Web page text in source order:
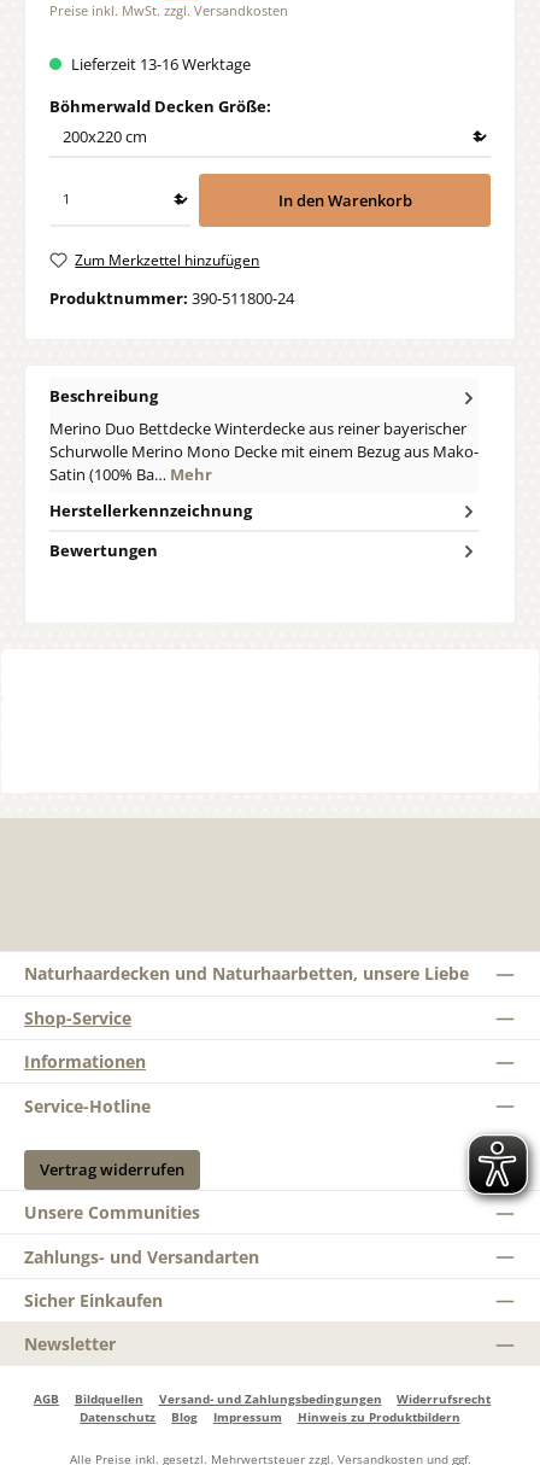
Preise inkl. MwSt. zzgl. Versandkosten
Lieferzeit 13-16 Werktage
Böhmerwald Decken Größe:
In den Warenkorb
Zum Merkzettel hinzufügen
Produktnummer: 390-511800-24
Beschreibung
Merino Duo Bettdecke Winterdecke aus reiner bayerischer
Schurwolle Merino Mono Decke mit einem Bezug aus Mako-
Satin (100% Ba… Mehr
Herstellerkennzeichnung
Bewertungen
Naturhaardecken und Naturhaarbetten, unsere Liebe
Shop-Service
Informationen
Service-Hotline
Vertrag widerrufen
Unsere Communities
Zahlungs- und Versandarten
Sicher Einkaufen
Newsletter
AGB Bildquellen Versand- und Zahlungsbedingungen
Widerrufsrecht
Datenschutz
Blog Impressum Hinweis zu Produktbildern
Alle Preise inkl. gesetzl. Mehrwertsteuer zzgl. Versandkostenund ggf.